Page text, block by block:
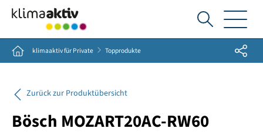
Ich
suche...
Home klimaaktiv für Private Topprodukte Share
Zurück zur Produktübersicht
Bösch MOZART20AC-RW60